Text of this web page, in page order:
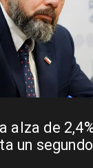
alza de
un